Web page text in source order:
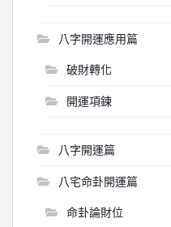
八字開運應用篇
破財轉化
開運項鍊
八字開運篇
八宅命卦開運篇
命卦論財位